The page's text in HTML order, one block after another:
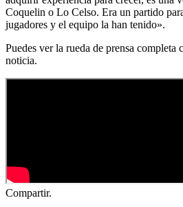
Coquelin o Lo Celso. Era un partido
jugadores y el equipo la han tenido».
Puedes ver la rueda de prensa completa
noticia.
Compartir.